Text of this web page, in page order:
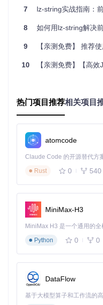
性
原生支持
压缩速度
快
压缩率
高
💡核心优势：lz-string专
率的同时，提供了最小
实践指南：从零开始
# 使用npm安装
npm install lz-string
yarn add lz-string
cd lz-string
npm install
7 lz-string实战指南：
8 如何用lz-string解决前端数据传输
9 【亲测免费】 推荐使用：
10 【亲测免费】【高效
热门项目推荐相关项目
atomcode
Rust
0 540
MiniMax-H3
Python
0 0
DataFlow
基于大模型算子和工作流的